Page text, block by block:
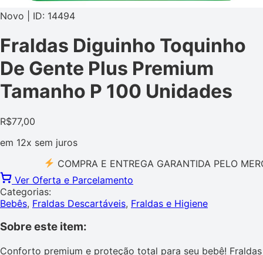
Novo | ID: 14494
Fraldas Diguinho Toquinho
De Gente Plus Premium
Tamanho P 100 Unidades
R$77,00
em 12x sem juros
COMPRA E ENTREGA GARANTIDA PELO
Ver Oferta e Parcelamento
Categorias:
Bebês, Fraldas Descartáveis, Fraldas e Higiene
Sobre este item:
Conforto premium e proteção total para seu bebê! Fraldas